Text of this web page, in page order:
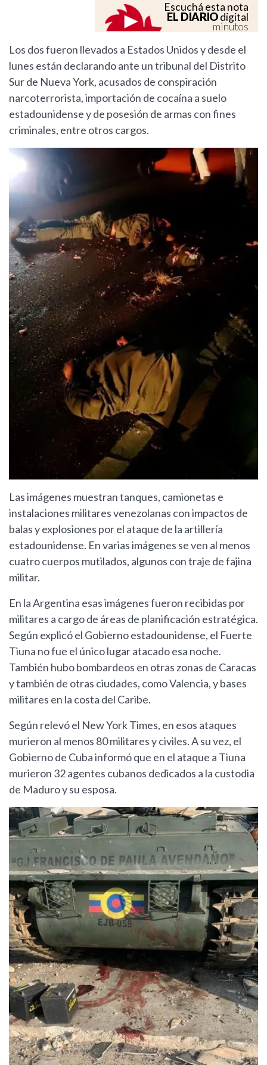
Escuchá esta nota
EL DIARIOdigital
minutos
Los dos fueron llevados a Estados Unidos y desde el
lunes están declarando ante un tribunal del Distrito
Sur de Nueva York, acusados de conspiración
narcoterrorista, importación de cocaína a suelo
estadounidense y de posesión de armas con fines
criminales, entre otros cargos.
Las imágenes muestran tanques, camionetas e
instalaciones militares venezolanas con impactos de
balas y explosiones por el ataque de la artillería
estadounidense. En varias imágenes se ven al menos
cuatro cuerpos mutilados, algunos con traje de fajina
militar.
En la Argentina esas imágenes fueron recibidas por
militares a cargo de áreas de planificación estratégica.
Según explicó el Gobierno estadounidense, el Fuerte
Tiuna no fue el único lugar atacado esa noche.
También hubo bombardeos en otras zonas de Caracas
y también de otras ciudades, como Valencia, y bases
militares en la costa del Caribe.
Según relevó el New York Times, en esos ataques
murieron al menos 80 militares y civiles. A su vez, el
Gobierno de Cuba informó que en el ataque a Tiuna
murieron 32 agentes cubanos dedicados a la custodia
de Maduro y su esposa.